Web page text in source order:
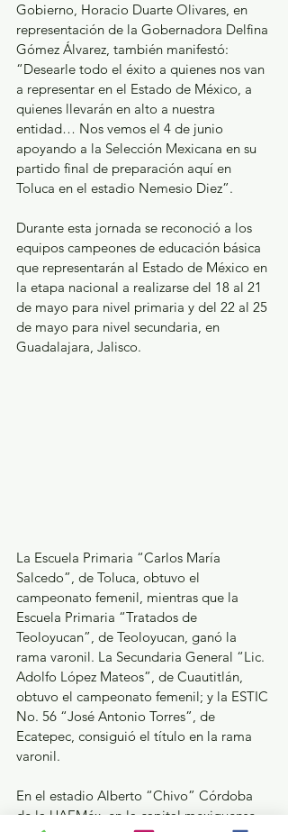
Gobierno, Horacio Duarte Olivares, en
representación de la Gobernadora Delfina
Gómez Álvarez, también manifestó:
“Desearle todo el éxito a quienes nos van
a representar en el Estado de México, a
quienes llevarán en alto a nuestra
entidad… Nos vemos el 4 de junio
apoyando a la Selección Mexicana en su
partido final de preparación aquí en
Toluca en el estadio Nemesio Diez”.
Durante esta jornada se reconoció a los
equipos campeones de educación básica
que representarán al Estado de México en
la etapa nacional a realizarse del 18 al 21
de mayo para nivel primaria y del 22 al 25
de mayo para nivel secundaria, en
Guadalajara, Jalisco.
La Escuela Primaria “Carlos María
Salcedo”, de Toluca, obtuvo el
campeonato femenil, mientras que la
Escuela Primaria “Tratados de
Teoloyucan”, de Teoloyucan, ganó la
rama varonil. La Secundaria General “Lic.
Adolfo López Mateos”, de Cuautitlán,
obtuvo el campeonato femenil; y la ESTIC
No. 56 “José Antonio Torres”, de
Ecatepec, consiguió el título en la rama
varonil.
En el estadio Alberto “Chivo” Córdoba
de la UAEMéx, en la capital mexiquense,